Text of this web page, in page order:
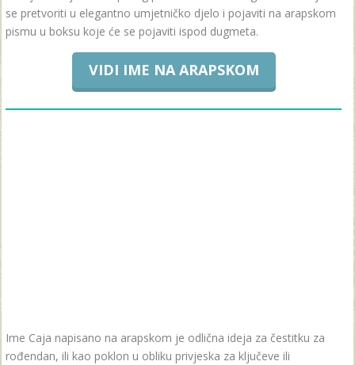
se pretvoriti u elegantno umjetničko djelo i pojaviti na arapskom
pismu u boksu koje će se pojaviti ispod dugmeta.
VIDI IME NA ARAPSKOM
Ime Caja napisano na arapskom je odlična ideja za čestitku za
rođendan, ili kao poklon u obliku privjeska za ključeve ili